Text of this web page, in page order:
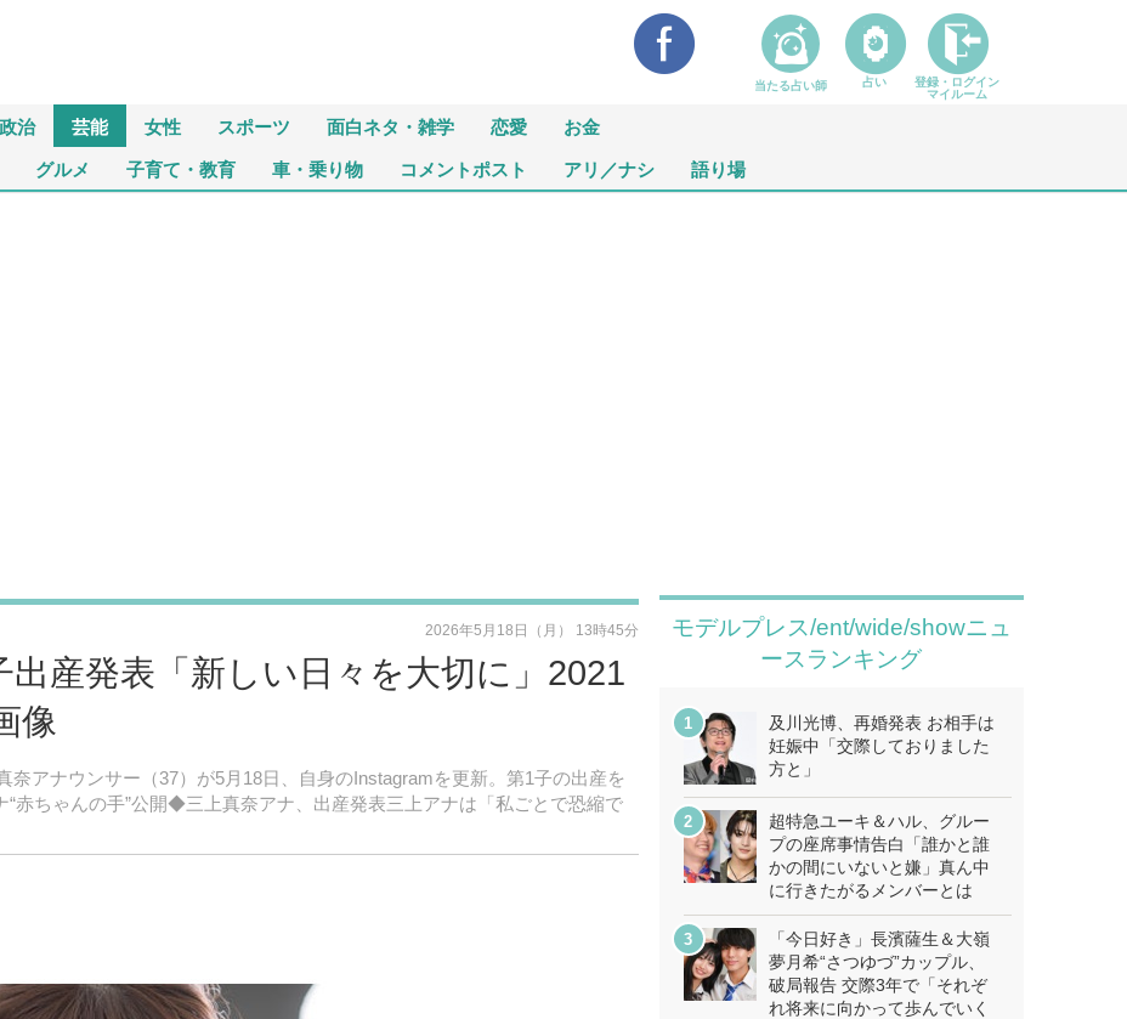
政治 芸能 女性 スポーツ 面白ネタ・雑学 恋愛 お金
グルメ 子育て・教育 車・乗り物 コメントポスト アリ／ナシ 語り場
産発表「新しい日々を大切に」2021
像
奈アナウンサー（37）が5月18日、自身のInstagramを更新。第1子の出産を
赤ちゃんの手”公開◆三上真奈アナ、出産発表三上アナは「私ごとで恐縮で
2026年5月18日（月） 13時45分
モデルプレス/ent/wide/showニュ
ースランキング
及川光博、再婚発表 お相手は
妊娠中「交際しておりました
方と」
超特急ユーキ＆ハル、グルー
プの座席事情告白「誰かと誰
かの間にいないと嫌」真ん中
に行きたがるメンバーとは
「今日好き」長濱薩生＆大嶺
夢月希“さつゆづ”カップル、
破局報告 交際3年で「それぞ
れ将来に向かって歩んでいく
当たる占い師 占い
登録・ログイン
マイルーム